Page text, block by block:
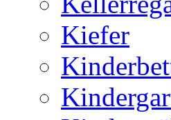
Kiefer